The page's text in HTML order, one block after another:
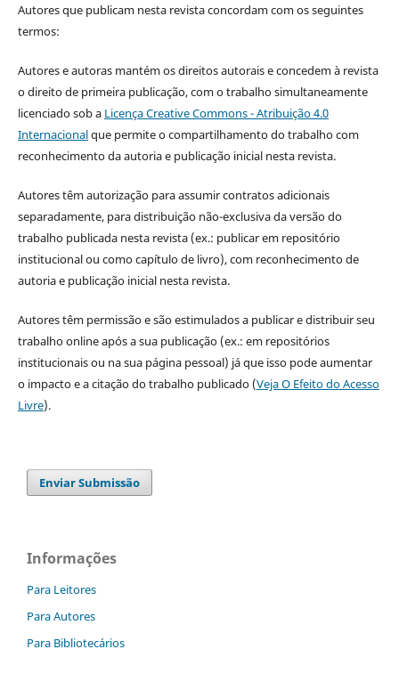
Autores que publicam nesta revista concordam com os seguintes
termos:
Autores e autoras mantém os direitos autorais e concedem à revista
o direito de primeira publicação, com o trabalho simultaneamente
licenciado sob a Licença Creative Commons - Atribuição 4.0
Internacionalque permite o compartilhamento do trabalho com
reconhecimento da autoria e publicação inicial nesta revista.
Autores têm autorização para assumir contratos adicionais
separadamente, para distribuição não-exclusiva da versão do
trabalho publicada nesta revista (ex.: publicar em repositório
institucional ou como capítulo de livro), com reconhecimento de
autoria e publicação inicial nesta revista.
Autores têm permissão e são estimulados a publicar e distribuir seu
trabalho online após a sua publicação (ex.: em repositórios
institucionais ou na sua página pessoal) já que isso pode aumentar
o impacto e a citação do trabalho publicado (Veja O Efeito do Acesso
Livre).
Enviar Submissão
Informações
Para Leitores
Para Autores
Para Bibliotecários